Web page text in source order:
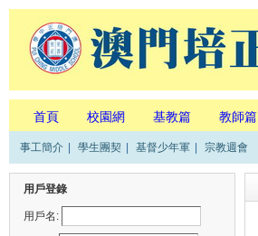
首頁 校園網 基教篇 教師篇
事工簡介 學生團契 基督少年軍 宗教週會
用戶登錄
用戶名: